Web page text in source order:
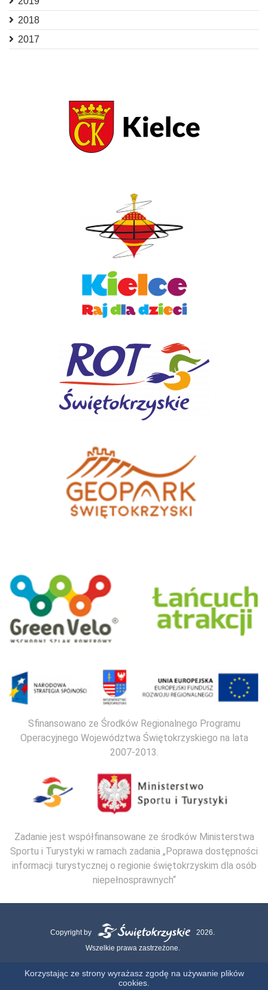
2018
2017
Sfinansowano ze Środków Regionalnego Programu
Operacyjnego Województwa Świętokrzyskiego na lata
2007-2013.
Zadanie jest współfinansowane ze środków Ministerstwa
Sportu i Turystyki w ramach zadania „Poprawa dostępności
informacji turystycznej o regionie świętokrzyskim dla osób
niepełnosprawnych“
Copyright by
2026.
Wszelkie prawa zastrzeżone.
Korzystając ze strony wyrażasz zgodę na używanie plików
cookies.